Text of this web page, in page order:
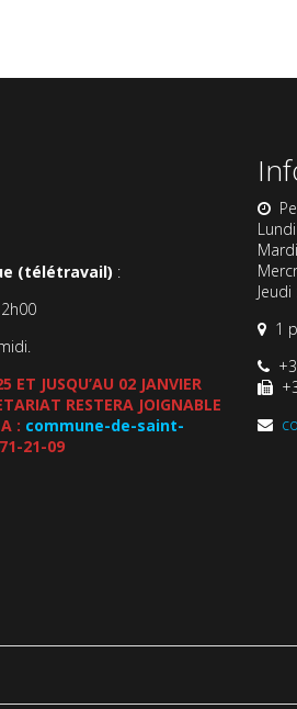
(télétravail) :
ET JUSQU’AU 02 JANVIER
RESTERA JOIGNABLE
: commune-de-saint-
21-09
1